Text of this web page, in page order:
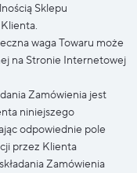
Sklepu
waga Towaru może
na Stronie Internetowej
Zamówienia jest
niniejszego
odpowiednie pole
przez Klienta
Zamówienia